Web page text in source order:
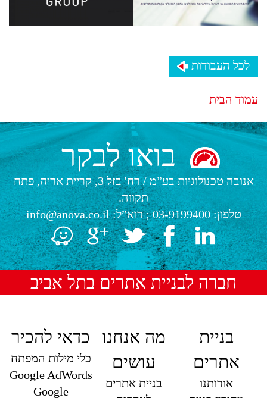
לכל העבודות
עמוד הבית
בואו לבקר
אנובה טכנולוגיות בע”מ/
רח' בזל 3, קריית אריה, פתח
תקווה.
טלפון:03-9199400; דוא”ל:info@anova.co.il
חברה לבניית אתרים בתל אביב
בניית
אתרים
אודותנו
מה אנחנו
עושים
בניית אתרים
כדאי להכיר
כלי מילות המפתח
Google AdWords
Google